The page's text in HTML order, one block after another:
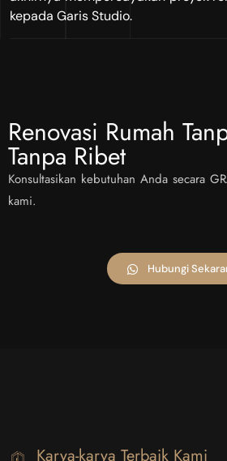
kepada Garis Studio.
Renovasi Rumah
Tanpa Ribet
Konsultasikan kebutuhan Anda secara
kami.
Hubungi
Karya-karya Terbaik Kami